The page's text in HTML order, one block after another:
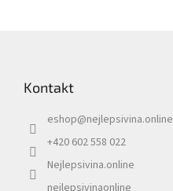
Kontakt
eshop@nejlepsivina.online
+420 602 558 022
Nejlepsivina.online
nejlepsivinaonline